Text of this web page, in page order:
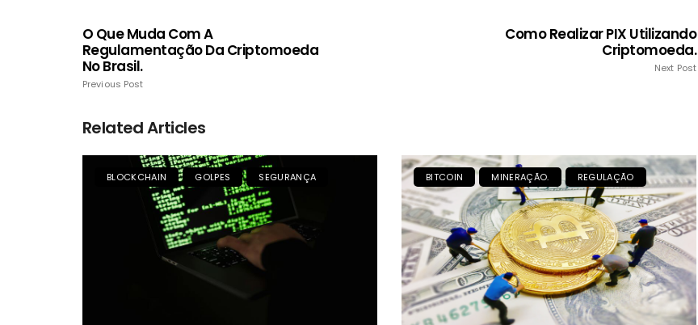
O Que Muda Com A
Regulamentação Da Criptomoeda
No Brasil.
Previous Post
Como Realizar PIX Utilizando
Criptomoeda.
Next Post
Related Articles
BLOCKCHAIN GOLPES SEGURANÇA BITCOIN MINERAÇÃO. REGULAÇÃO